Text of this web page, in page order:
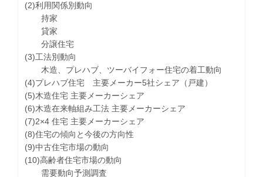
(2)利用関係別動向
持家
貸家
分譲住宅
(3)工法別動向
木造、プレハブ、ツーバイフォー住宅の着工動向
(4)プレハブ住宅 主要メーカー5社シェア（戸建）
(5)木造住宅 主要メーカーシェア
(6)木造在来軸組み工法 主要メーカーシェア
(7)2×4 住宅 主要メーカーシェア
(8)住宅の傾向と今後の方向性
(9)中古住宅市場の動向
(10)高齢者住宅市場の動向
需要動向予測調査